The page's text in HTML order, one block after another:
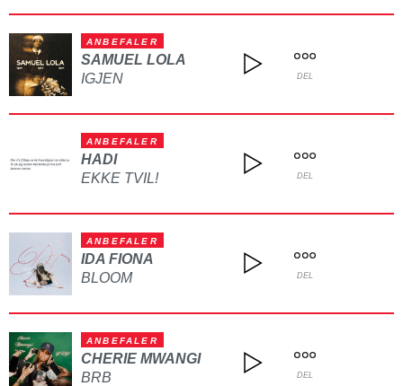
ANBEFALER
SAMUEL LOLA
IGJEN
DEL
ANBEFALER
HADI
EKKE TVIL!
DEL
ANBEFALER
IDA FIONA
BLOOM
DEL
ANBEFALER
CHERIE MWANGI
BRB
DEL